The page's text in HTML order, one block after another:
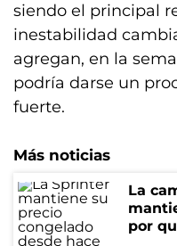
siendo el principal
inestabilidad
agregan, en la
podría darse un
fuerte.
Más noticias
La
por